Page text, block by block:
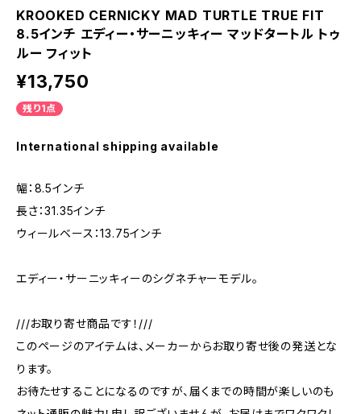
KROOKED CERNICKY MAD TURTLE TRUE FIT
8.5インチ エディー・サーニッキィー マッドタートル トゥ
ルー フィット
¥13,750
残り1点
International shipping available
幅：8.5インチ
長さ：31.35インチ
ウィールベース：13.75インチ
エディー・サーニッキィーのシグネチャーモデル。
///お取り寄せ商品です！///
このページのアイテムは、メーカーからお取り寄せ後の発送とな
ります。
お待たせすることになるのですが、届くまでの時間が楽しいのも